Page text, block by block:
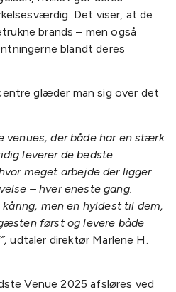
Det viser, at de
brands – men også
blandt deres
glæder man sig over det
venues, der både har en stærk
leverer de bedste
meget arbejde der ligger
– hver eneste gang.
men en hyldest til dem,
først og levere både
udtaler direktør Marlene H.
Venue 2025 afsløres ved